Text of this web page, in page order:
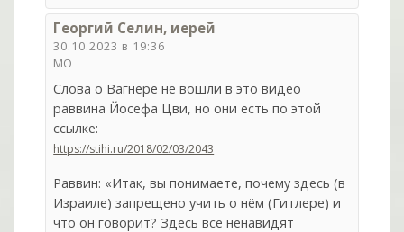
Георгий Селин, иерей
30.10.2023 в 19:36
МО
Слова о Вагнере не вошли в это видео
раввина Йосефа Цви, но они есть по этой
ссылке:
https://stihi.ru/2018/02/03/2043
Раввин: «Итак, вы понимаете, почему здесь (в
Израиле) запрещено учить о нём (Гитлере) и
что он говорит? Здесь все ненавидят